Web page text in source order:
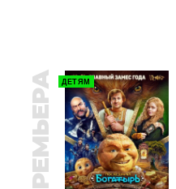
ПРЕМЬЕРА ДЕТЯМ